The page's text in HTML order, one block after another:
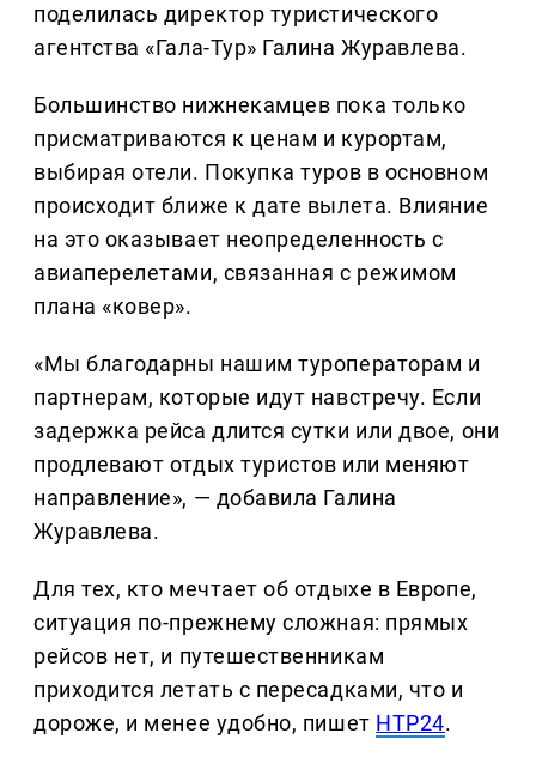
поделилась директор туристического
агентства «Гала-Тур» Галина Журавлева.
Большинство нижнекамцев пока только
присматриваются к ценам и курортам,
выбирая отели. Покупка туров в основном
происходит ближе к дате вылета. Влияние
на это оказывает неопределенность с
авиаперелетами, связанная с режимом
плана «ковер».
«Мы благодарны нашим туроператорам и
партнерам, которые идут навстречу. Если
задержка рейса длится сутки или двое, они
продлевают отдых туристов или меняют
направление», — добавила Галина
Журавлева.
Для тех, кто мечтает об отдыхе в Европе,
ситуация по-прежнему сложная: прямых
рейсов нет, и путешественникам
приходится летать с пересадками, что и
дороже, и менее удобно, пишет НТР24.